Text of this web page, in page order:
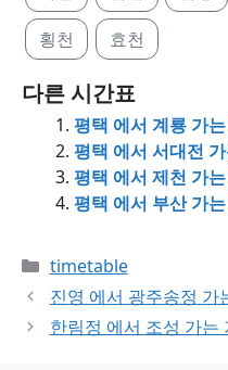
횡천 효천
다른 시간표
평택 에서 계룡 가
평택 에서 서대전
평택 에서 제천 가
평택 에서 부산 가
Categories
timetable
진영 에서 광주송정 가
한림정 에서 조성 가는